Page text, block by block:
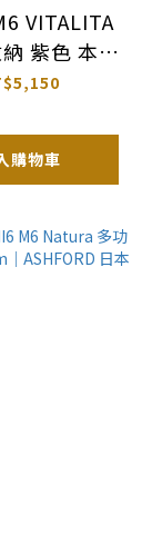
VITALITA
紫色 本體
日本
購物車